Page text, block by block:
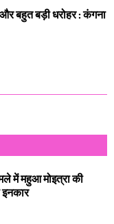
बहुत बड़ी धरोहर : कंगना
में महुआ मोइत्रा की
इनकार